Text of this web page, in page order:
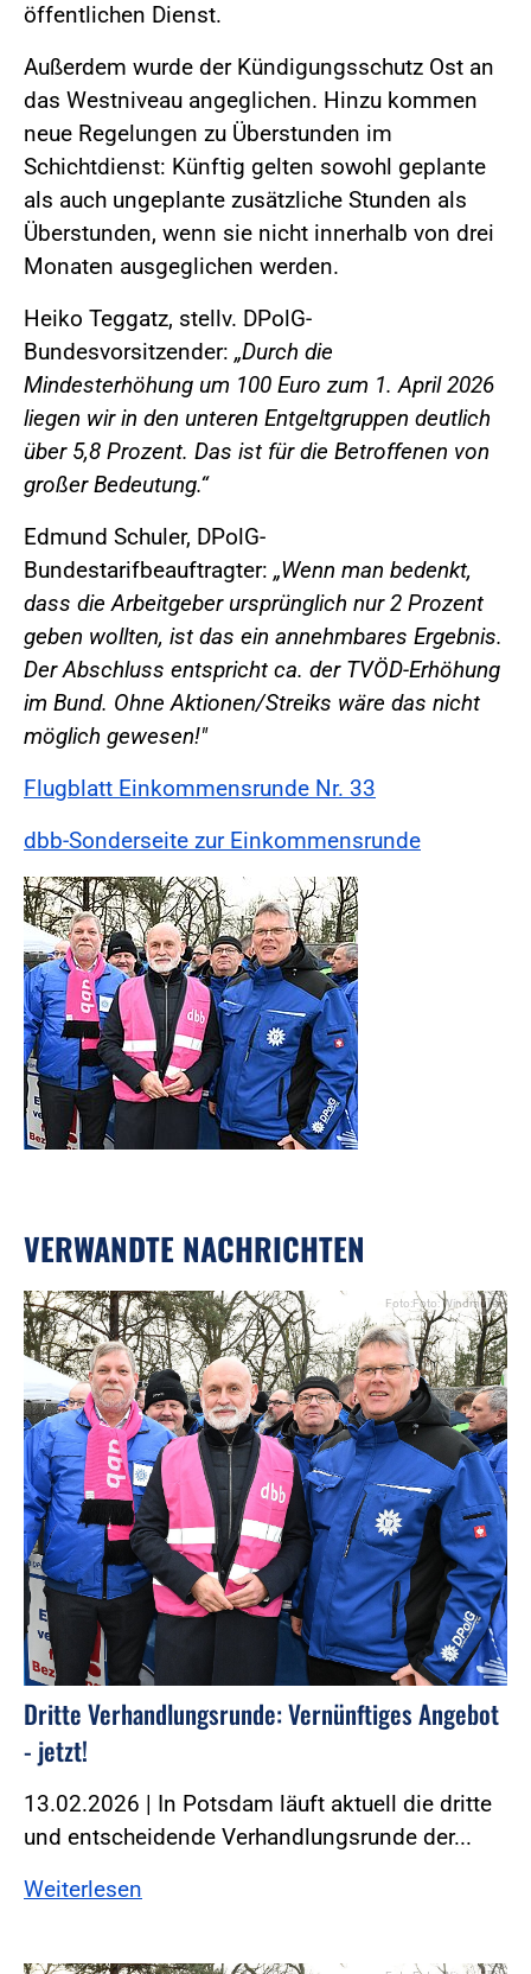
öffentlichen Dienst.
Außerdem wurde der Kündigungsschutz Ost an
das Westniveau angeglichen. Hinzu kommen
neue Regelungen zu Überstunden im
Schichtdienst: Künftig gelten sowohl geplante
als auch ungeplante zusätzliche Stunden als
Überstunden, wenn sie nicht innerhalb von drei
Monaten ausgeglichen werden.
Heiko Teggatz, stellv. DPolG-
Bundesvorsitzender: „Durch die
Mindesterhöhung um 100 Euro zum 1. April 2026
liegen wir in den unteren Entgeltgruppen deutlich
über 5,8 Prozent. Das ist für die Betroffenen von
großer Bedeutung.“
Edmund Schuler, DPolG-
Bundestarifbeauftragter: „Wenn man bedenkt,
dass die Arbeitgeber ursprünglich nur 2 Prozent
geben wollten, ist das ein annehmbares Ergebnis.
Der Abschluss entspricht ca. der TVÖD-Erhöhung
im Bund. Ohne Aktionen/Streiks wäre das nicht
möglich gewesen!"
Flugblatt Einkommensrunde Nr. 33
dbb-Sonderseite zur Einkommensrunde
VERWANDTE NACHRICHTEN
Foto:Foto: Windmüller
Dritte Verhandlungsrunde: Vernünftiges Angebot
- jetzt!
13.02.2026 | In Potsdam läuft aktuell die dritte
und entscheidende Verhandlungsrunde der...
Weiterlesen